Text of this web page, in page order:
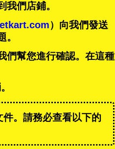
們店鋪。
）向我們發送
們幫您進行確認。在這種
。請務必查看以下的